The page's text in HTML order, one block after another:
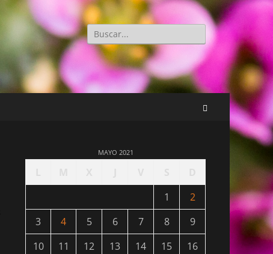
Buscar:
Buscar
MAYO 2021
1
2
3
4 5 6 7 8
9
10
11 12 13 14 15
16